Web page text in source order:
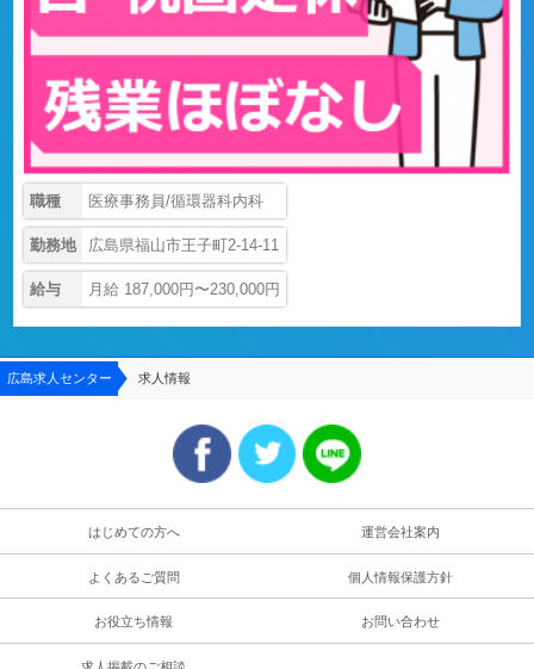
職種 医療事務員/循環器科内科
勤務地 広島県福山市王子町2-14-11
給与 月給 187,000円〜230,000円
広島求人センター 求人情報
はじめての方へ 運営会社案内
よくあるご質問 個人情報保護方針
お役立ち情報 お問い合わせ